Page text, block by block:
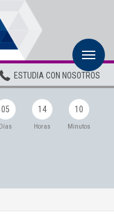
ESTUDIA CON NOSOTROS
05
Días
14
Horas
10
Minutos